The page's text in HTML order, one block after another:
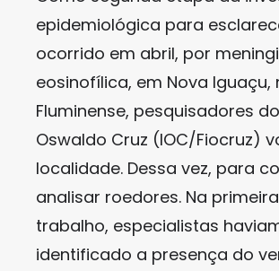
epidemiológica para
ocorrido em abril, por
eosinofílica, em Nova Iguaçu,
Fluminense, pesquisadores
Oswaldo Cruz (IOC/Fiocruz)
localidade. Dessa vez, para
analisar roedores. Na
trabalho, especialistas
identificado a presença do